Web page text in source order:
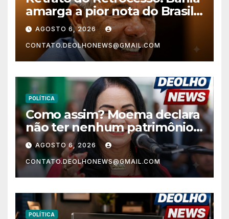
amarga a pior nota do Brasil
nos anos finais do Ensino
Fundamental e a menor do
Nordeste no Ensino Médio
AGOSTO 6, 2026
CONTATO.DEOLHONEWS@GMAIL.COM
POLÍTICA
Como assim? Moema declara
não ter nenhum patrimônio
após 30 anos na vida pública?
AGOSTO 6, 2026
CONTATO.DEOLHONEWS@GMAIL.COM
POLÍTICA